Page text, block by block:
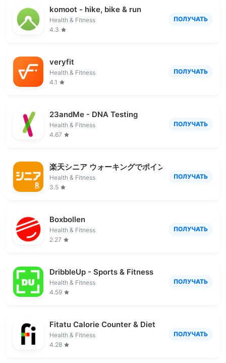
komoot - hike, bike & run
Health & Fitness
4.3
ПОЛУЧАТЬ
veryfit
Health & Fitness
4.1
ПОЛУЧАТЬ
23andMe - DNA Testing
Health & Fitness
4.67
ПОЛУЧАТЬ
楽天シニア ウォーキングでポイントが貯まる健康
Health & Fitness
3.5
ПОЛУЧАТЬ
Boxbollen
Health & Fitness
2.27
ПОЛУЧАТЬ
DribbleUp - Sports & Fitness
Health & Fitness
4.59
ПОЛУЧАТЬ
Fitatu Calorie Counter & Diet
Health & Fitness
4.28
ПОЛУЧАТЬ